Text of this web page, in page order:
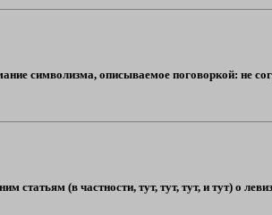
символизма, описываемое поговоркой: не
(в частности, тут, тут, тут, и тут) о